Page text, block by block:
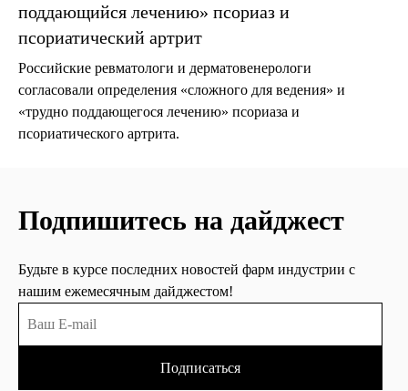
поддающийся лечению» псориаз и
псориатический артрит
Российские ревматологи и дерматовенерологи
согласовали определения «сложного для ведения» и
«трудно поддающегося лечению» псориаза и
псориатического артрита.
Подпишитесь на дайджест
Будьте в курсе последних новостей фарм индустрии с
нашим ежемесячным дайджестом!
Подписаться